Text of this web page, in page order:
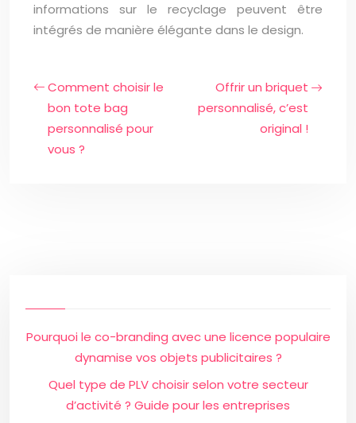
informations sur le recyclage peuvent être
intégrés de manière élégante dans le design.
Comment choisir le
bon tote bag
personnalisé pour
vous ?
Offrir un briquet
personnalisé, c’est
original !
Pourquoi le co-branding avec une licence populaire
dynamise vos objets publicitaires ?
Quel type de PLV choisir selon votre secteur
d’activité ? Guide pour les entreprises